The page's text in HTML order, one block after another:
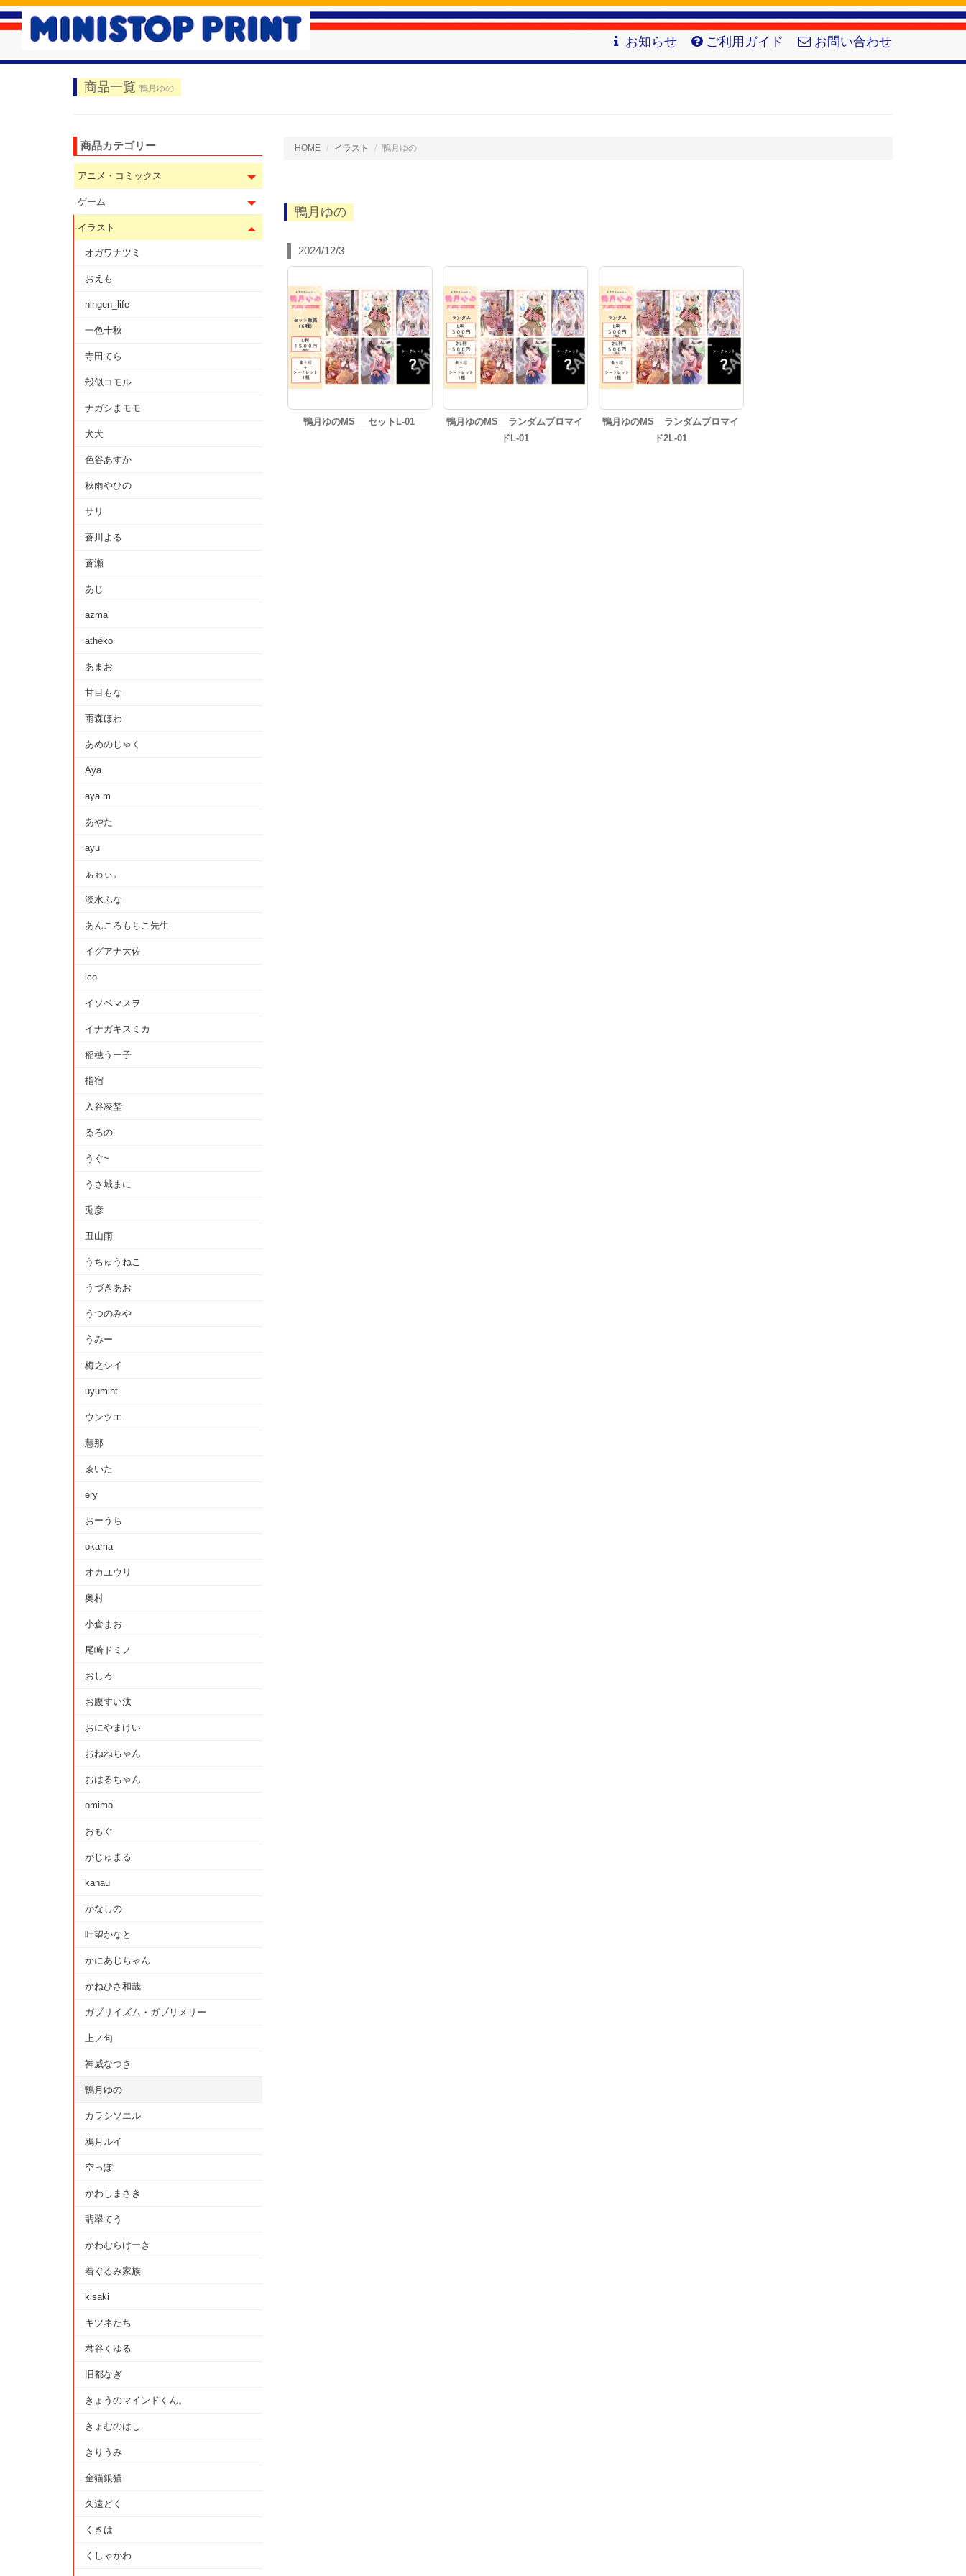
お知らせ ご利用ガイド お問い合わせ
商品一覧 鴨月ゆの
HOME イラスト 鴨月ゆの
鴨月ゆの
2024/12/3
鴨月ゆのMS __セットL-01
鴨月ゆのMS__ランダムブロマイ
ドL-01
鴨月ゆのMS__ランダムブロマイ
ド2L-01
商品カテゴリー
アニメ・コミックス
ゲーム
イラスト
オガワナツミ
おえも
ningen_life
一色十秋
寺田てら
殻似コモル
ナガシまモモ
犬犬
色谷あすか
秋雨やひの
サリ
蒼川よる
蒼瀬
あじ
azma
athéko
あまお
甘目もな
雨森ほわ
あめのじゃく
Aya
aya.m
あやた
ayu
ぁゎぃ。
淡水ふな
あんころもちこ先生
イグアナ大佐
ico
イソベマスヲ
イナガキスミカ
稲穂うー子
指宿
入谷凌埜
ゐろの
うぐ~
うさ城まに
兎彦
丑山雨
うちゅうねこ
うづきあお
うつのみや
うみー
梅之シイ
uyumint
ウンツエ
慧那
ゑいた
ery
おーうち
okama
オカユウリ
奥村
小倉まお
尾崎ドミノ
おしろ
お腹すい汰
おにやまけい
おねねちゃん
おはるちゃん
omimo
おもぐ
がじゅまる
kanau
かなしの
叶望かなと
かにあじちゃん
かねひさ和哉
ガブリイズム・ガブリメリー
上ノ句
神威なつき
鴨月ゆの
カラシソエル
鴉月ルイ
空っぽ
かわしまさき
翡翠てう
かわむらけーき
着ぐるみ家族
kisaki
キツネたち
君谷くゆる
旧都なぎ
きょうのマインドくん。
きょむのはし
きりうみ
金猫銀猫
久遠どく
くきは
くしゃかわ